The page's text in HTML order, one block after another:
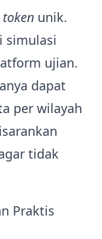
token unik.
simulasi
ujian.
dapat
per wilayah
tidak
Praktis